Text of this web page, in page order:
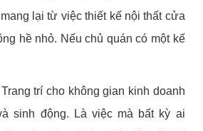
lại từ việc thiết kế nội thất cửa
hề nhỏ. Nếu chủ quán có một kế
trí cho không gian kinh doanh
sinh động. Là việc mà bất kỳ ai